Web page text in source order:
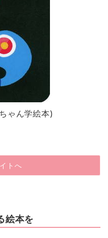
ゃん学絵本)
トへ
絵本を